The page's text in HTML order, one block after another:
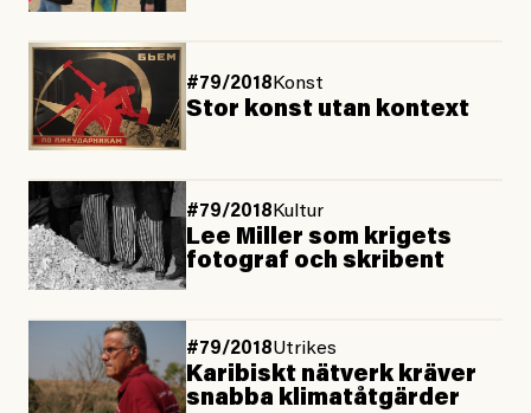
#79/2018Konst
Stor konst utan kontext
#79/2018 Kultur
Lee Miller som krigets
fotograf och skribent
#79/2018Utrikes
Karibiskt nätverk kräver
snabba klimatåtgärder